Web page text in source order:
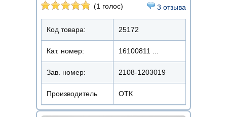
(1 голос) 3 отзыва
Код товара: 25172
Кат. номер: 16100811 ...
Зав. номер: 2108-1203019
Производитель ОТК